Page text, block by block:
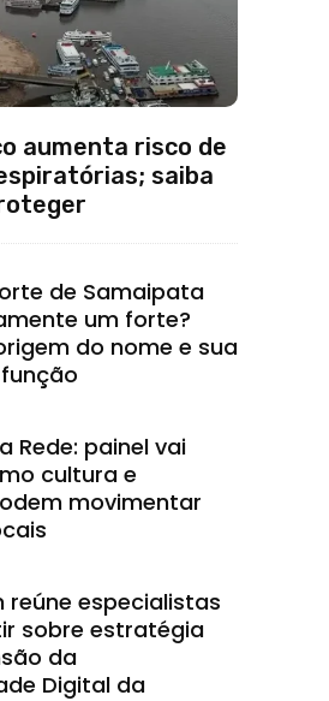
aumenta risco de
saiba
de Samaipata
um forte?
do nome e sua
Rede: painel vai
cultura e
movimentar
reúne especialistas
sobre estratégia
da
Digital da